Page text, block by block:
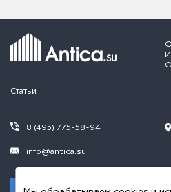
Статьи
8 (495) 775-58-94
info@antica.su
Заказать звонок